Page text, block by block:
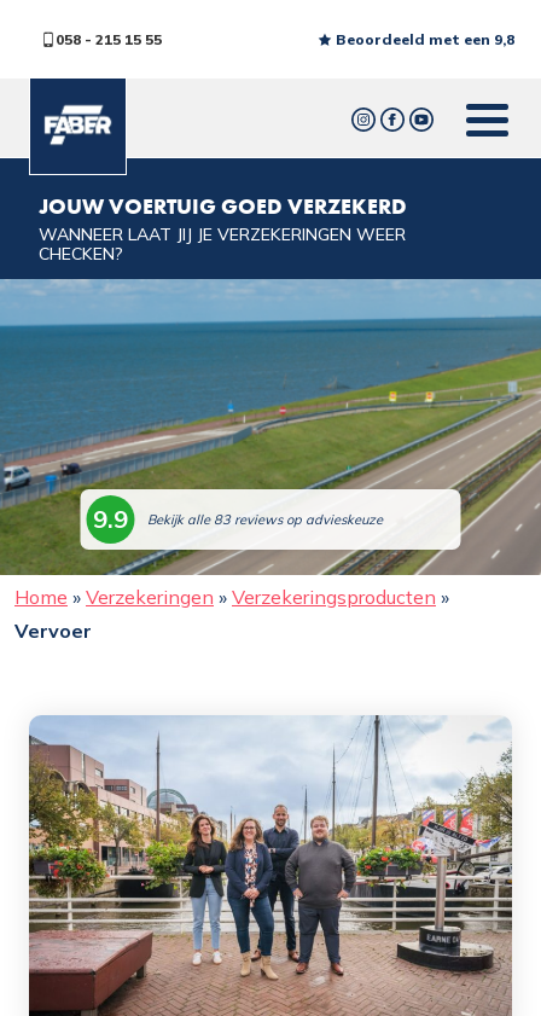
058 - 215 15 55 Beoordeeld met een 9,8
9.9 Bekijk alle 83 reviews op advieskeuze
JOUW VOERTUIG GOED VERZEKERD
WANNEER LAAT JIJ JE VERZEKERINGEN WEER
CHECKEN?
Home » Verzekeringen » Verzekeringsproducten »
Vervoer